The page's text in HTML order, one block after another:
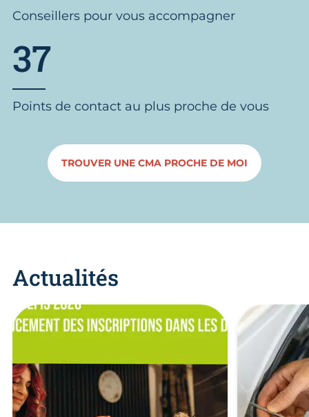
Conseillers pour vous accompagner
37
Points de contact au plus proche de vous
TROUVER UNE CMA PROCHE DE MOI
Actualités